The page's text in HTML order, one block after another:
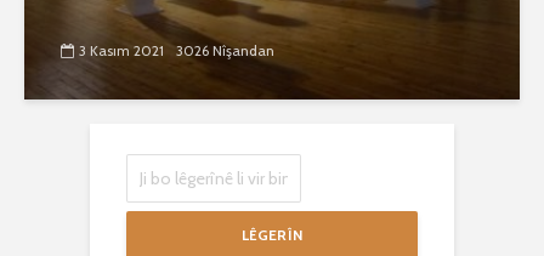
3 Kasım 2021 3026 Nîşandan
LÊGERÎN